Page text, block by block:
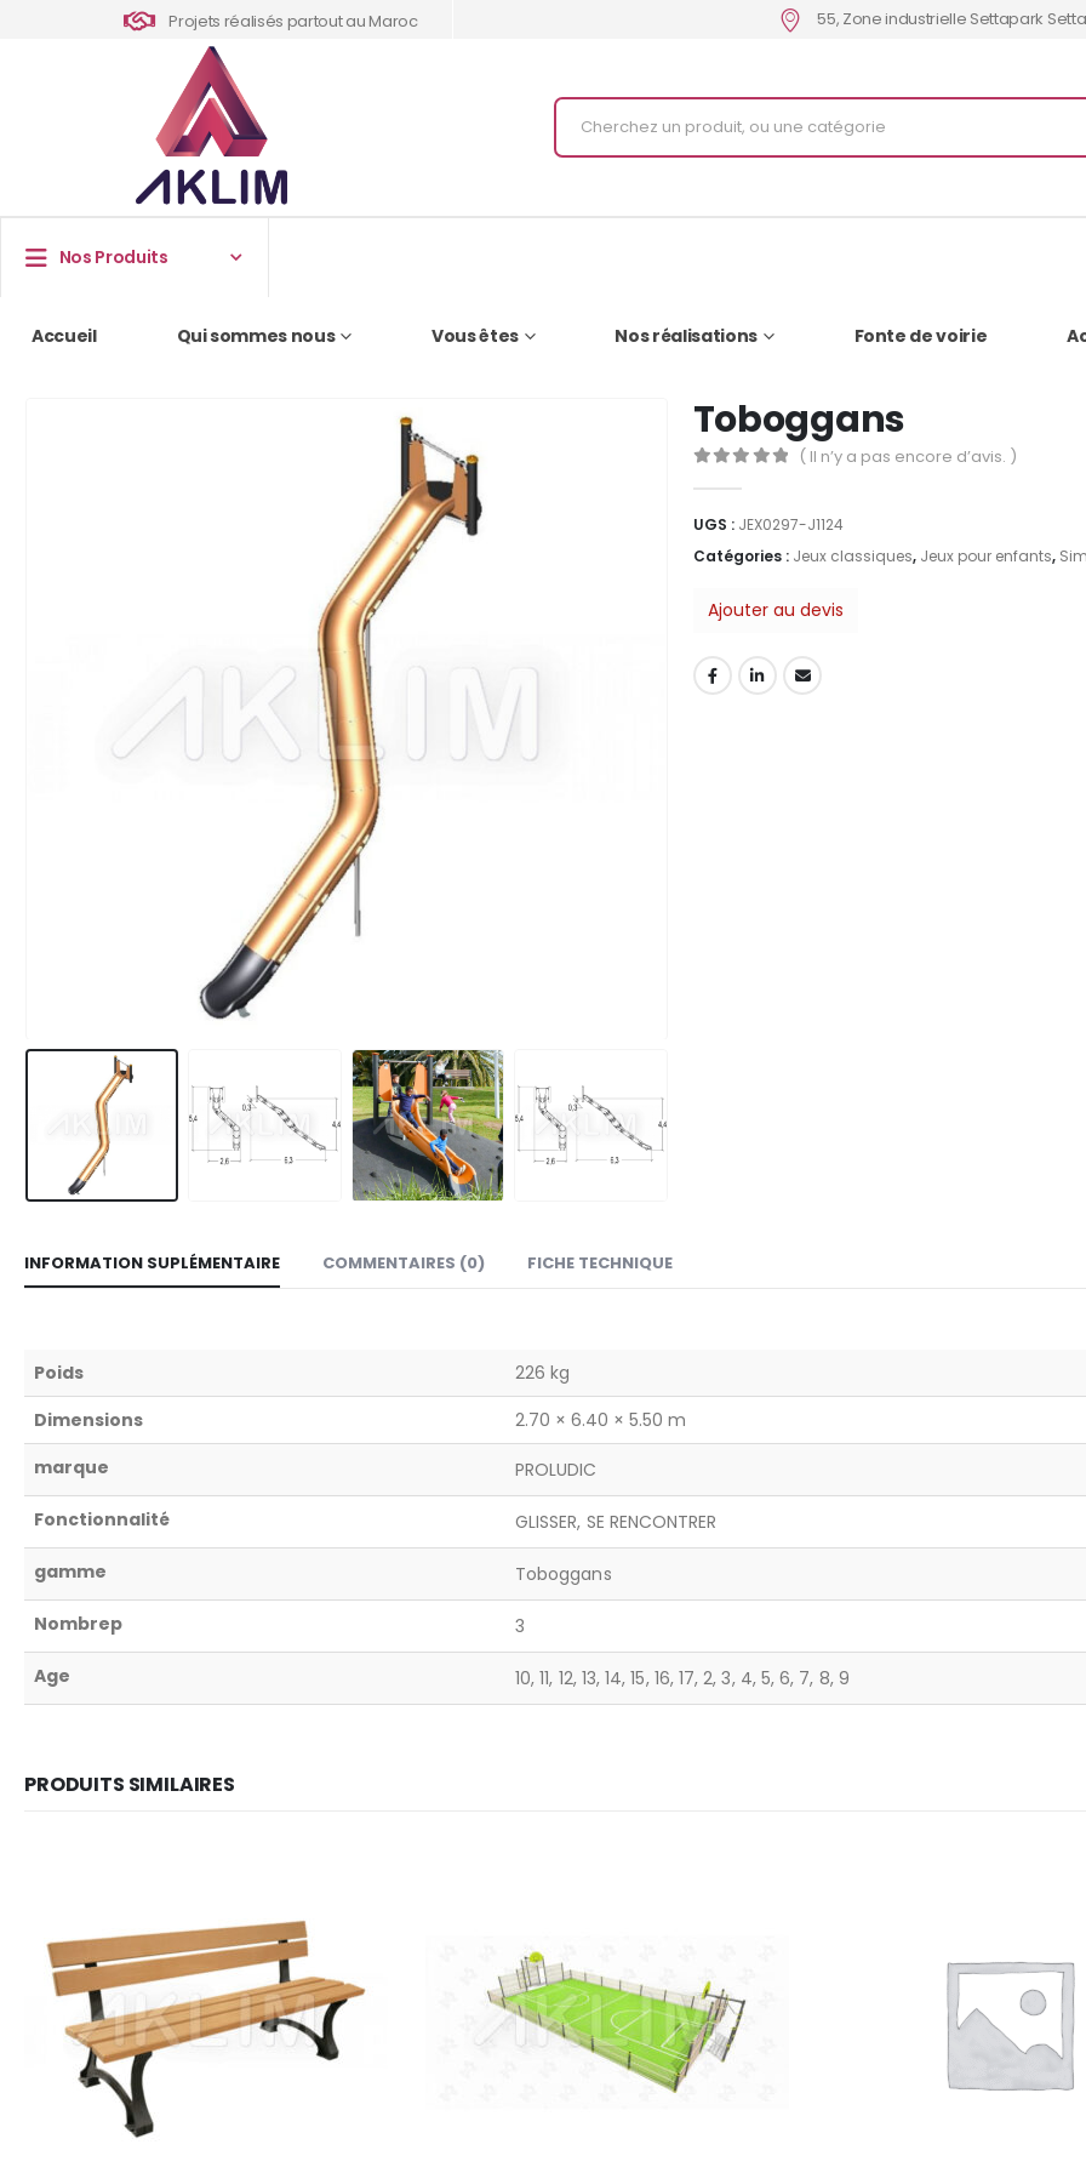
Projets réalisés partout au Maroc 55, Zone industrielle Settapark
Nos Produits
Accueil Qui sommes nous Vous êtes Nos réalisations Fonte de voirie
Toboggans
( Il n’y a pas encore d’avis. )
UGS : JEX0297-J1124
Catégories : Jeux classiques, Jeux pour enfants,
Ajouter au devis
INFORMATION SUPLÉMENTAIRE COMMENTAIRES (0) FICHE TECHNIQUE
Poids
226 kg
Dimensions
2.70 × 6.40 × 5.50 m
marque
PROLUDIC
Fonctionnalité GLISSER, SE RENCONTRER
gamme Toboggans
Nombrep 3
Age 10, 11, 12, 13, 14, 15, 16, 17, 2, 3, 4, 5, 6, 7, 8, 9
PRODUITS SIMILAIRES